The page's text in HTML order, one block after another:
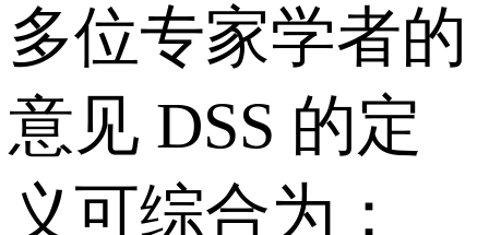
多位专家学者的
意见 DSS 的定
义可综合为：